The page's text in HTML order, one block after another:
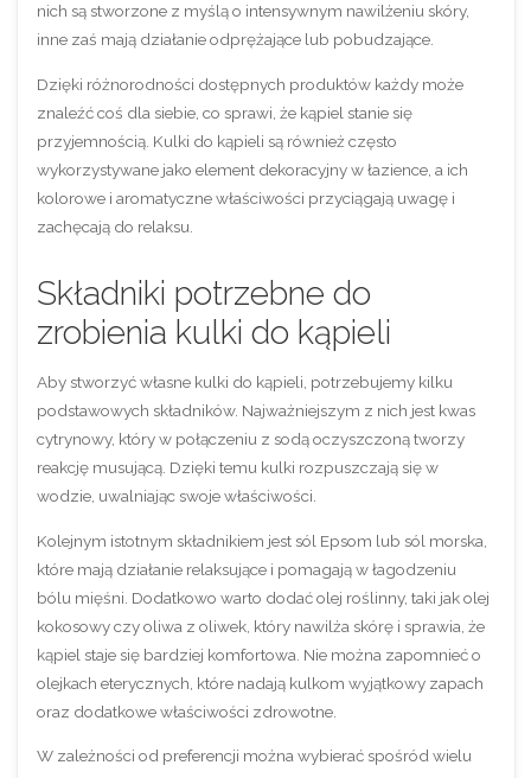
nich są stworzone z myślą o intensywnym nawilżeniu skóry,
inne zaś mają działanie odprężające lub pobudzające.
Dzięki różnorodności dostępnych produktów każdy może
znaleźć coś dla siebie, co sprawi, że kąpiel stanie się
przyjemnością. Kulki do kąpieli są również często
wykorzystywane jako element dekoracyjny w łazience, a ich
kolorowe i aromatyczne właściwości przyciągają uwagę i
zachęcają do relaksu.
Składniki potrzebne do
zrobienia kulki do kąpieli
Aby stworzyć własne kulki do kąpieli, potrzebujemy kilku
podstawowych składników. Najważniejszym z nich jest kwas
cytrynowy, który w połączeniu z sodą oczyszczoną tworzy
reakcję musującą. Dzięki temu kulki rozpuszczają się w
wodzie, uwalniając swoje właściwości.
Kolejnym istotnym składnikiem jest sól Epsom lub sól morska,
które mają działanie relaksujące i pomagają w łagodzeniu
bólu mięśni. Dodatkowo warto dodać olej roślinny, taki jak olej
kokosowy czy oliwa z oliwek, który nawilża skórę i sprawia, że
kąpiel staje się bardziej komfortowa. Nie można zapomnieć o
olejkach eterycznych, które nadają kulkom wyjątkowy zapach
oraz dodatkowe właściwości zdrowotne.
W zależności od preferencji można wybierać spośród wielu